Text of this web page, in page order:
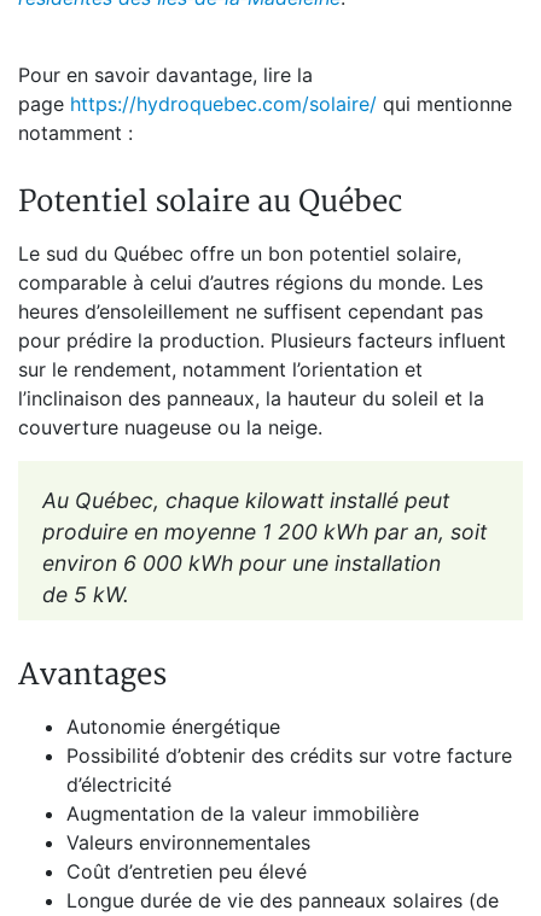
Pour en savoir davantage, lire la
page https://hydroquebec.com/solaire/ qui mentionne
notamment :
Potentiel solaire au Québec
Le sud du Québec offre un bon potentiel solaire,
comparable à celui d’autres régions du monde. Les
heures d’ensoleillement ne suffisent cependant pas
pour prédire la production. Plusieurs facteurs influent
sur le rendement, notamment l’orientation et
l’inclinaison des panneaux, la hauteur du soleil et la
couverture nuageuse ou la neige.
Au Québec, chaque kilowatt installé peut
produire en moyenne 1 200 kWh par an, soit
environ 6 000 kWh pour une installation
de 5 kW.
Avantages
Autonomie énergétique
Possibilité d’obtenir des crédits sur votre facture
d’électricité
Augmentation de la valeur immobilière
Valeurs environnementales
Coût d’entretien peu élevé
Longue durée de vie des panneaux solaires (de